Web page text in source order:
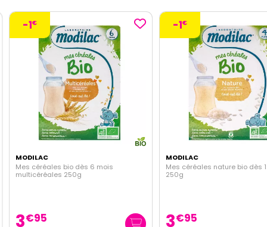
-1€
MODILAC
Mes céréales bio dès 6 mois
multicéréales 250g
3€95
-1€
MODILAC
Mes céréales nature bio dès
250g
3€95